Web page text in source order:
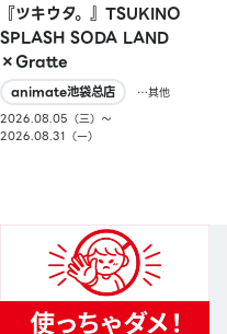
『ツキウタ。』TSUKINO
SPLASH SODA LAND
×Gratte
animate池袋总店
…其他
2026.08.05（三）〜
2026.08.31（一）